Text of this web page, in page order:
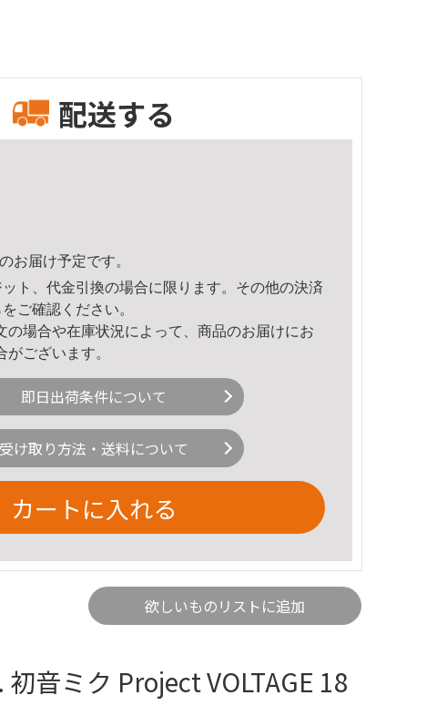
配送する
お届け予定です。
ト、代金引換の場合に限ります。その他の決済
をご確認ください。
場合や在庫状況によって、商品のお届けにお
ございます。
即日出荷条件について
受け取り方法・送料について
カートに入れる
欲しいものリストに追加
音ミク Project VOLTAGE 18